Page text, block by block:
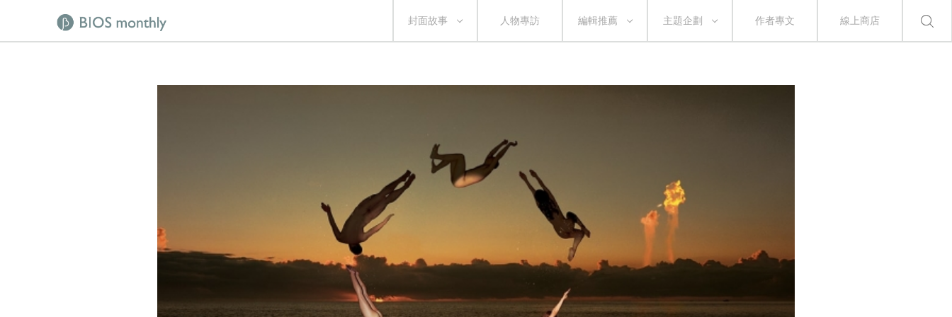
封面故事 人物專訪 編輯推薦 主題企劃 作者專文 線上商店